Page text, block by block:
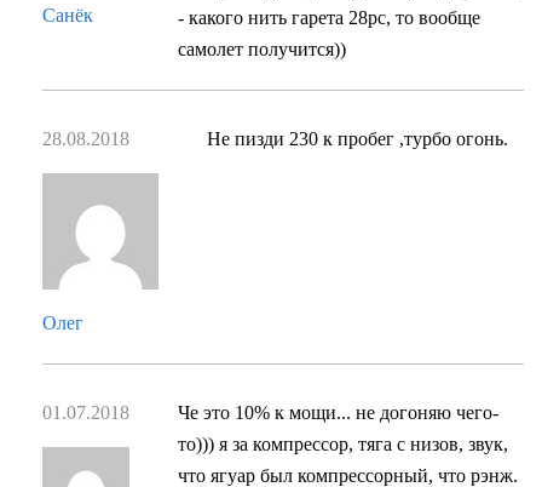
Санёк
- какого нить гарета 28рс, то вообще
самолет получится))
28.08.2018
Олег
Не пизди 230 к пробег ,турбо огонь.
01.07.2018
Че это 10% к мощи... не догоняю чего-
то))) я за компрессор, тяга с низов, звук,
что ягуар был компрессорный, что рэнж.